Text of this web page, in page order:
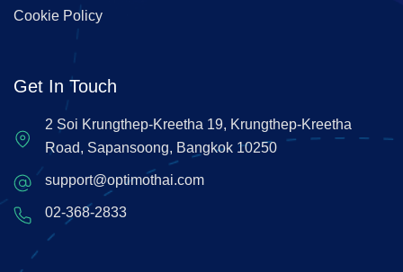
Cookie Policy
Get In Touch
2 Soi Krungthep-Kreetha 19, Krungthep-Kreetha
Road, Sapansoong, Bangkok 10250
support@optimothai.com
02-368-2833